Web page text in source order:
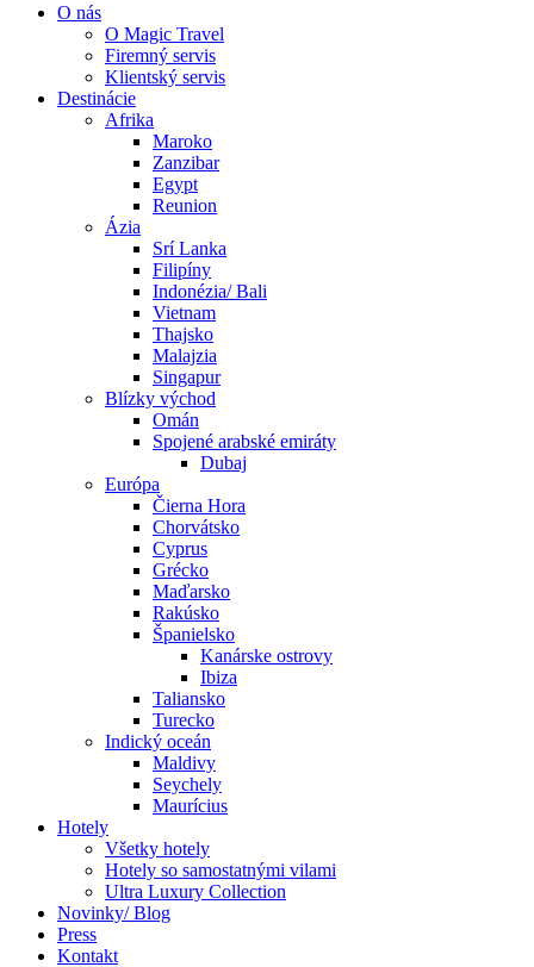
O nás
O Magic Travel
Firemný servis
Klientský servis
Destinácie
Afrika
Maroko
Zanzibar
Egypt
Reunion
Ázia
Srí Lanka
Filipíny
Indonézia/ Bali
Vietnam
Thajsko
Malajzia
Singapur
Blízky východ
Omán
Spojené arabské emiráty
Dubaj
Európa
Čierna Hora
Chorvátsko
Cyprus
Grécko
Maďarsko
Rakúsko
Španielsko
Kanárske ostrovy
Ibiza
Taliansko
Turecko
Indický oceán
Maldivy
Seychely
Maurícius
Hotely
Všetky hotely
Hotely so samostatnými vilami
Ultra Luxury Collection
Novinky/ Blog
Press
Kontakt